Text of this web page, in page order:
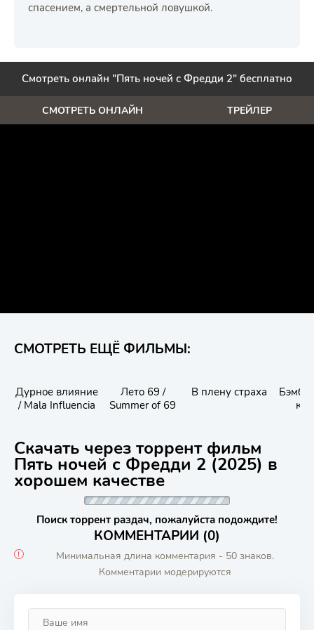
спасением, а смертельной ловушкой.
Смотреть онлайн "Пять ночей с Фредди 2" бесплатно
СМОТРЕТЬ ОНЛАЙН ТРЕЙЛЕР
СМОТРЕТЬ ЕЩЁ ФИЛЬМЫ:
Дурное влияние
/ Mala Influencia
Лето 69 /
Summer of 69
В плену страха
Скачать через торрент фильм
Пять ночей с Фредди 2 (2025) в
хорошем качестве
Поиск торрент раздач, пожалуйста подождите!
КОММЕНТАРИИ (0)
Минимальная длина комментария - 50 знаков.
Комментарии модерируются